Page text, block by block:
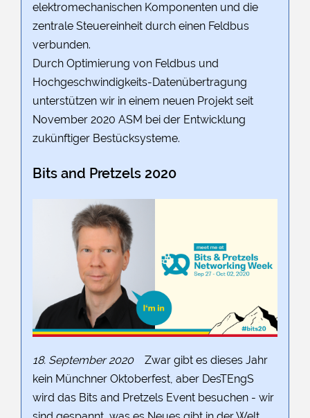
elektromechanischen Komponenten und die
zentrale Steuereinheit durch einen Feldbus
verbunden.
Durch Optimierung von Feldbus und
Hochgeschwindigkeits-Datenübertragung
unterstützen wir in einem neuen Projekt seit
November 2020 ASM bei der Entwicklung
zukünftiger Bestücksysteme.
Bits and Pretzels 2020
18. September 2020Zwar gibt es dieses Jahr
kein Münchner Oktoberfest, aber DesTEngS
wird das Bits and Pretzels Event besuchen - wir